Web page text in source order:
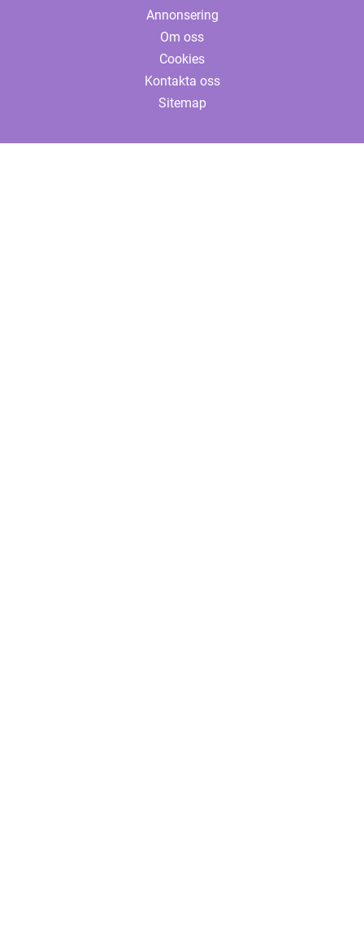
Annonsering
Om oss
Cookies
Kontakta oss
Sitemap